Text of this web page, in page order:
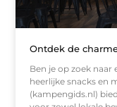
Ontdek de
Ben je op zoek naar
heerlijke snacks en
(kampengids.nl)